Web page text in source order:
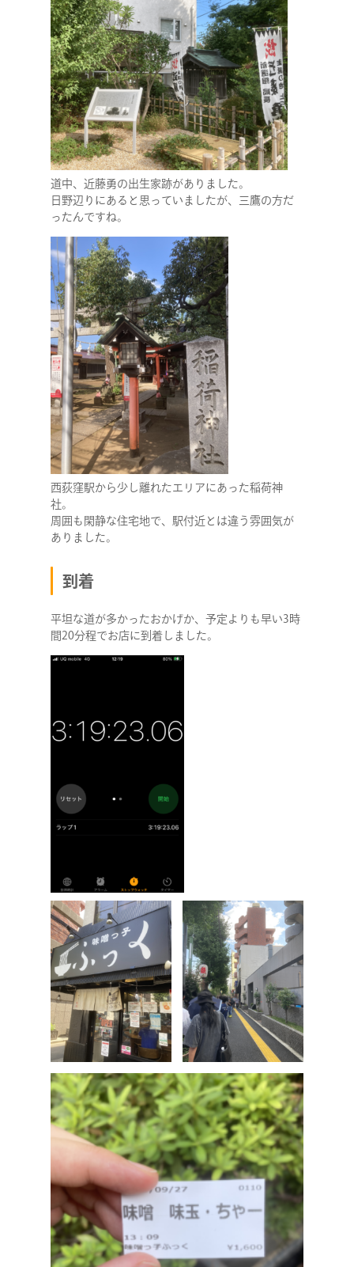
道中、近藤勇の出生家跡がありました。
日野辺りにあると思っていましたが、三鷹の方だ
ったんですね。
西荻窪駅から少し離れたエリアにあった稲荷神
社。
周囲も閑静な住宅地で、駅付近とは違う雰囲気が
ありました。
到着
平坦な道が多かったおかげか、予定よりも早い3時
間20分程でお店に到着しました。